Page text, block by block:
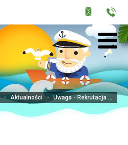
> Aktualności > Uwaga - Rekrutacja ...